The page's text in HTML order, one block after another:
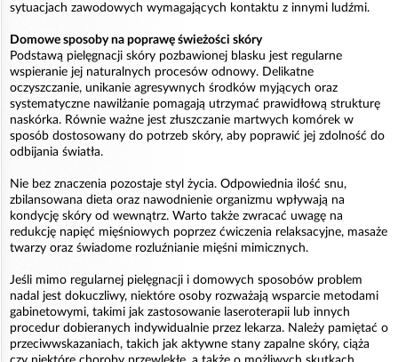
sytuacjach zawodowych wymagających kontaktu z innymi ludźmi.
Domowe sposoby na poprawę świeżości skóry
Podstawą pielęgnacji skóry pozbawionej blasku jest regularne
wspieranie jej naturalnych procesów odnowy. Delikatne
oczyszczanie, unikanie agresywnych środków myjących oraz
systematyczne nawilżanie pomagają utrzymać prawidłową strukturę
naskórka. Równie ważne jest złuszczanie martwych komórek w
sposób dostosowany do potrzeb skóry, aby poprawić jej zdolność do
odbijania światła.
Nie bez znaczenia pozostaje styl życia. Odpowiednia ilość snu,
zbilansowana dieta oraz nawodnienie organizmu wpływają na
kondycję skóry od wewnątrz. Warto także zwracać uwagę na
redukcję napięć mięśniowych poprzez ćwiczenia relaksacyjne, masaże
twarzy oraz świadome rozluźnianie mięśni mimicznych.
Jeśli mimo regularnej pielęgnacji i domowych sposobów problem
nadal jest dokuczliwy, niektóre osoby rozważają wsparcie metodami
gabinetowymi, takimi jak zastosowanie laseroterapii lub innych
procedur dobieranych indywidualnie przez lekarza. Należy pamiętać o
przeciwwskazaniach, takich jak aktywne stany zapalne skóry, ciąża